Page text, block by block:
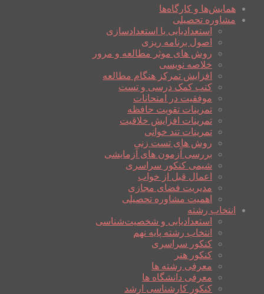
همایش‌ها و کارگاه‌ها
مشاوره تحصیلی
استعدادیابی یا استعدادسازی
اصول برنامه ریزی
روش های موثر مطالعه و مرور
خلاصه نویسی
افزایش تمرکز هنگام مطالعه
کتب کمک درسی و تست
موفقیت در امتحانات
تمرینات تقویت حافظه
تمرینات افزایش خلاقیت
تمرینات تند خوانی
روش های تست زنی
بررسی آزمون های آزمایشی
شیمی کنکور سراسری
اعمال قبل از خواب
مدیریت فضای مجازی
اهمیت مشاوره تحصیلی
انتخاب رشته
استعدادیابی و شخصیت‌شناسی
انتخاب رشته پایه نهم
کنکور سراسری
کنکور هنر
معرفی رشته ها
معرفی دانشگاه ها
کنکور کارشناسی ارشد